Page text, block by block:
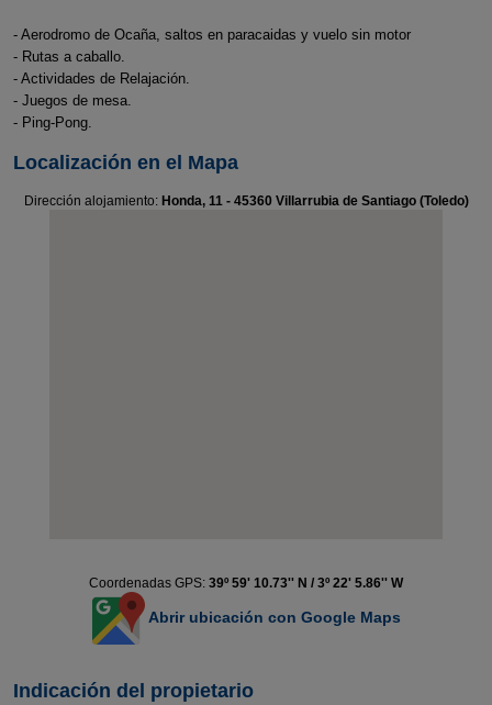
- Aerodromo de Ocaña, saltos en paracaidas y vuelo sin motor
- Rutas a caballo.
- Actividades de Relajación.
- Juegos de mesa.
- Ping-Pong.
Localización en el Mapa
Dirección alojamiento: Honda, 11 - 45360 Villarrubia de Santiago (Toledo)
Coordenadas GPS: 39º 59' 10.73'' N / 3º 22' 5.86'' W
Abrir ubicación con Google Maps
Indicación del propietario